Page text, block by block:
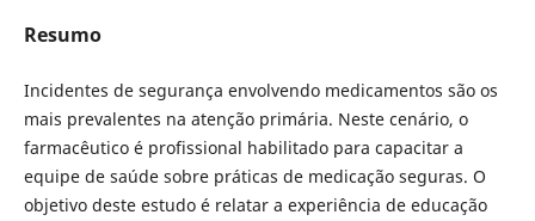
Resumo
Incidentes de segurança envolvendo medicamentos são os
mais prevalentes na atenção primária. Neste cenário, o
farmacêutico é profissional habilitado para capacitar a
equipe de saúde sobre práticas de medicação seguras. O
objetivo deste estudo é relatar a experiência de educação